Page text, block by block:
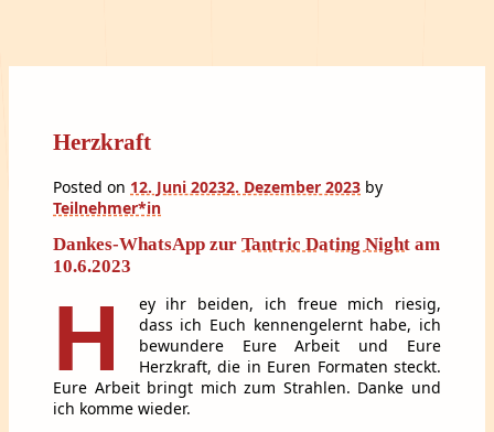
Herzkraft
Posted on 12. Juni 20232. Dezember 2023 by
Teilnehmer*in
Dankes-WhatsApp zur Tantric Dating Night am
10.6.2023
H
ey ihr beiden, ich freue mich riesig,
dass ich Euch kennengelernt habe, ich
bewundere Eure Arbeit und Eure
Herzkraft, die in Euren Formaten steckt.
Eure Arbeit bringt mich zum Strahlen. Danke und
ich komme wieder.